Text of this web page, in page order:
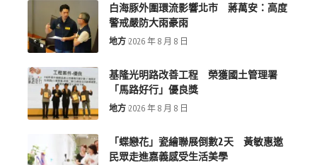
白海豚外圍環流影響北市 蔣萬安：高度
警戒嚴防大雨豪雨
地方 2026 年 8 月 8 日
基隆光明路改善工程 榮獲國土管理署
「馬路好行」優良獎
地方 2026 年 8 月 8 日
「蝶戀花」瓷繪聯展倒數2天 黃敏惠邀
民眾走進嘉義感受生活美學